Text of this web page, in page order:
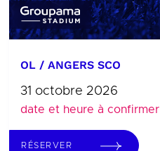
OL / ANGERS SCO
31 octobre 2026
date et heure à confirmer
RÉSERVER